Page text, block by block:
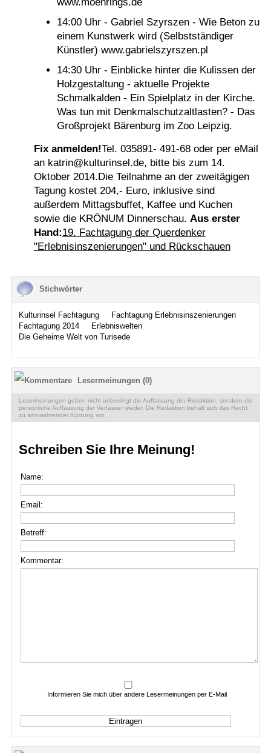
14:00 Uhr - Gabriel Szyrszen - Wie Beton zu
einem Kunstwerk wird (Selbstständiger
Künstler) www.gabrielszyrszen.pl
14:30 Uhr - Einblicke hinter die Kulissen der
Holzgestaltung - aktuelle Projekte
Schmalkalden - Ein Spielplatz in der Kirche.
Was tun mit Denkmalschutzaltlasten? - Das
Großprojekt Bärenburg im Zoo Leipzig.
Fix anmelden!Tel. 035891- 491-68 oder per eMail
an katrin@kulturinsel.de, bitte bis zum 14.
Oktober 2014.Die Teilnahme an der zweitägigen
Tagung kostet 204,- Euro, inklusive sind
außerdem Mittagsbuffet, Kaffee und Kuchen
sowie die KRÖNUM Dinnerschau. Aus erster
Hand:19. Fachtagung der Querdenker
"Erlebnisinszenierungen" und Rückschauen
Stichwörter
Kulturinsel Fachtagung
Fachtagung Erlebnisinszenierungen
Fachtagung 2014
Erlebniswelten
Die Geheime Welt von Turisede
Lesermeinungen (0)
Lesermeinungen geben nicht unbedingt die Auffassung der Redaktion, sondern die
persönliche Auffassung der Verfasser wieder. Die Redaktion behält sich das Recht
zu sinnwahrender Kürzung vor.
Schreiben Sie Ihre Meinung!
Name:
Email:
Betreff:
Kommentar:
Informieren Sie mich über andere Lesermeinungen per E-Mail